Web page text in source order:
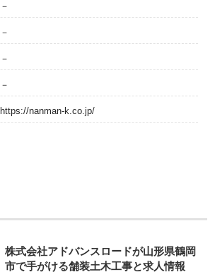
－
－
－
－
https://nanman-k.co.jp/
株式会社アドバンスロードが山形県鶴岡
市で手がける舗装土木工事と求人情報